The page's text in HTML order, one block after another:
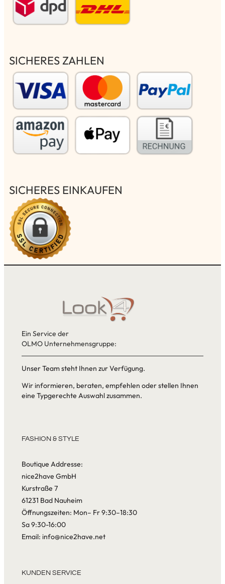
SICHERES ZAHLEN
SICHERES EINKAUFEN
Ein Service der
OLMO Unternehmensgruppe:
Unser Team steht Ihnen zur Verfügung.
Wir informieren, beraten, empfehlen oder stellen Ihnen
eine Typgerechte Auswahl zusammen.
FASHION & STYLE
Boutique Addresse:
nice2have GmbH
Kurstraße 7
61231 Bad Nauheim
Öffnungszeiten: Mon– Fr 9:30–18:30
Sa 9:30-16:00
Email: info@nice2have.net
KUNDEN SERVICE